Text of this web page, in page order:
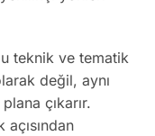
teknik ve tematik
değil, aynı
çıkarır.